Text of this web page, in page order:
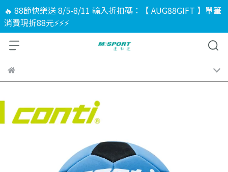
🔥 88節快樂送 8/5-8/11 輸入折扣碼：【 AUG88GIFT 】單筆
消費現折88元⚡⚡⚡